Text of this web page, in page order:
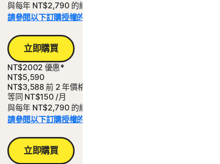
與每年 NT$2,790 的續購費用相比省下的金額。
請參閱以下訂購授權的詳細資料。*
立即購買
NT$2002 優惠*
NT$5,590
NT$3,588 前 2 年價格
等同 NT$150 /月
與每年 NT$2,790 的續購費用相比可省下的金額。
請參閱以下訂購授權的詳細資料。*
立即購買